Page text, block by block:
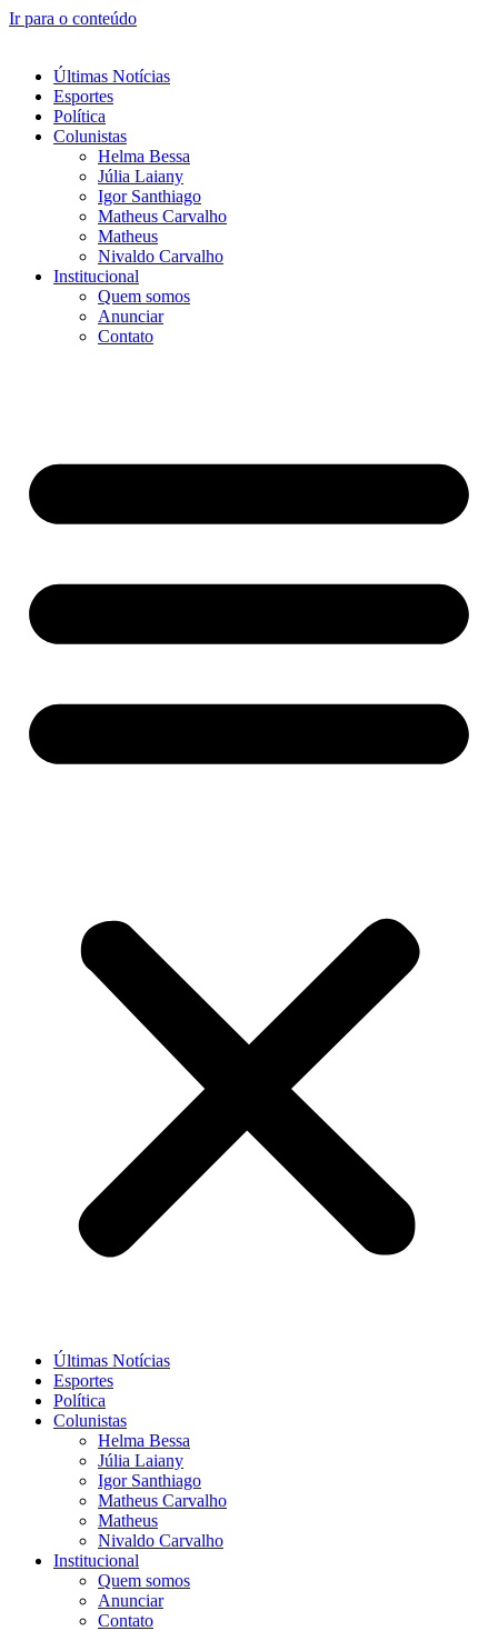
Ir para o conteúdo
Últimas Notícias
Esportes
Política
Colunistas
Helma Bessa
Júlia Laiany
Igor Santhiago
Matheus Carvalho
Matheus
Nivaldo Carvalho
Institucional
Quem somos
Anunciar
Contato
Últimas Notícias
Esportes
Política
Colunistas
Helma Bessa
Júlia Laiany
Igor Santhiago
Matheus Carvalho
Matheus
Nivaldo Carvalho
Institucional
Quem somos
Anunciar
Contato